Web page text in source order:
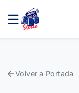
Volver a Portada